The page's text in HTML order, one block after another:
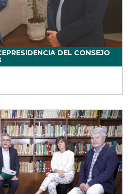
DEL CONSEJO